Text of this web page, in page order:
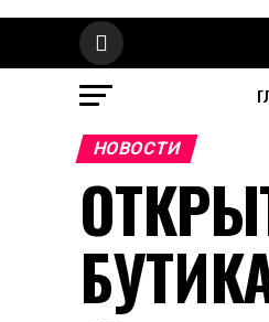
НОВОСТИ